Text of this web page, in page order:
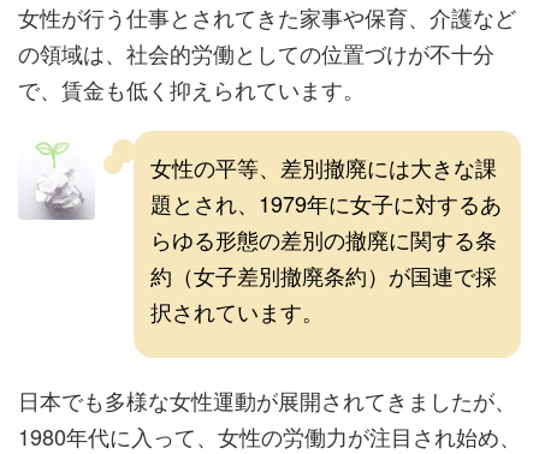
女性が行う仕事とされてきた家事や保育、介護など
の領域は、社会的労働としての位置づけが不十分
で、賃金も低く抑えられています。
女性の平等、差別撤廃には大きな課
題とされ、1979年に女子に対するあ
らゆる形態の差別の撤廃に関する条
約（女子差別撤廃条約）が国連で採
択されています。
日本でも多様な女性運動が展開されてきましたが、
1980年代に入って、女性の労働力が注目され始め、